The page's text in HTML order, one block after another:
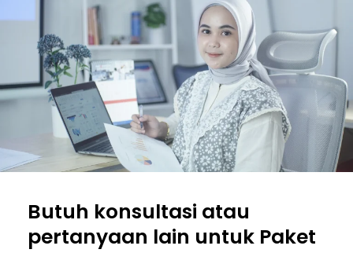
Butuh konsultasi atau
pertanyaan lain untuk Paket